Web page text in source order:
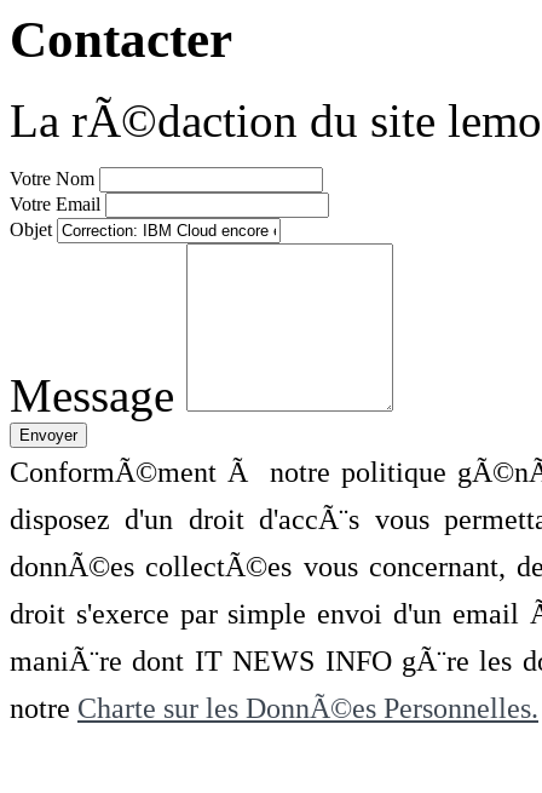
Contacter
La rÃ©daction du site
Votre Nom
Votre Email
Objet
Message
ConformÃ©ment Ã notre politique
disposez d'un droit d'accÃ¨s vous
donnÃ©es collectÃ©es vous concernant,
droit s'exerce par simple envoi d'un
maniÃ¨re dont IT NEWS INFO gÃ¨re les
notre Charte sur les DonnÃ©es Personnelles.